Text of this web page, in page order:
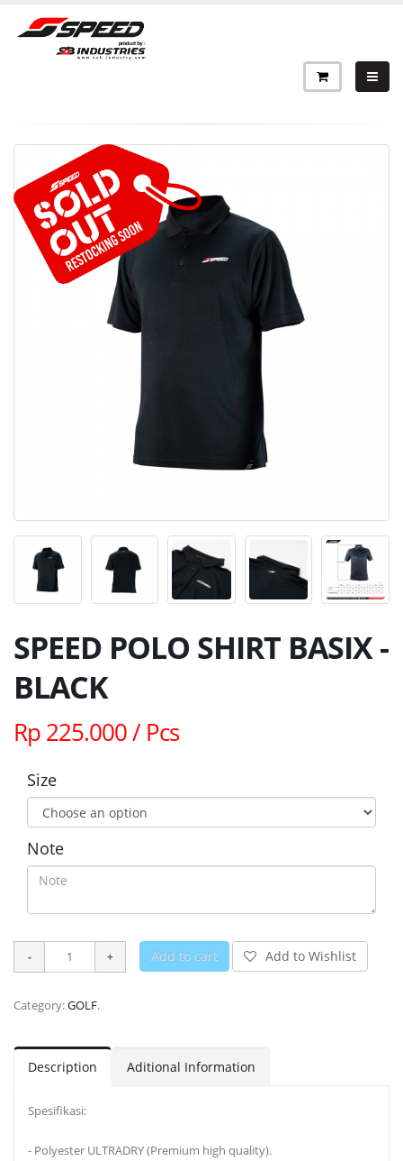
SPEED POLO SHIRT BASIX -
BLACK
Rp 225.000 / Pcs
Size
Note
Add to cart Add to Wishlist
Category:GOLF.
Description Aditional Information
Spesifikasi:
- Polyester ULTRADRY (Premium high quality).